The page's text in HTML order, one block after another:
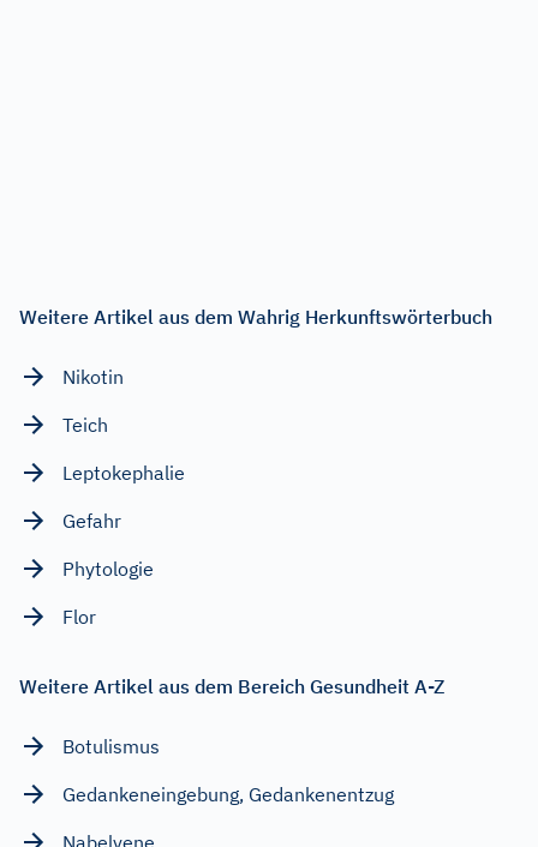
Weitere Artikel aus dem Wahrig Herkunftswörterbuch
Nikotin
Teich
Leptokephalie
Gefahr
Phytologie
Flor
Weitere Artikel aus dem Bereich Gesundheit A-Z
Botulismus
Gedankeneingebung, Gedankenentzug
Nabelvene